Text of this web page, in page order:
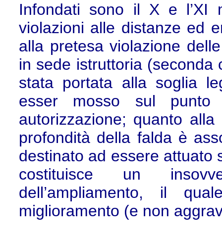
Infondati sono il X e l’XI
violazioni alle distanze ed
alla pretesa violazione
in sede istruttoria
stata portata alla soglia
esser mosso sul punto
autorizzazione; quanto
profondità della falda è
destinato ad essere attuato
costituisce un
dell’ampliamento, il
miglioramento (e non